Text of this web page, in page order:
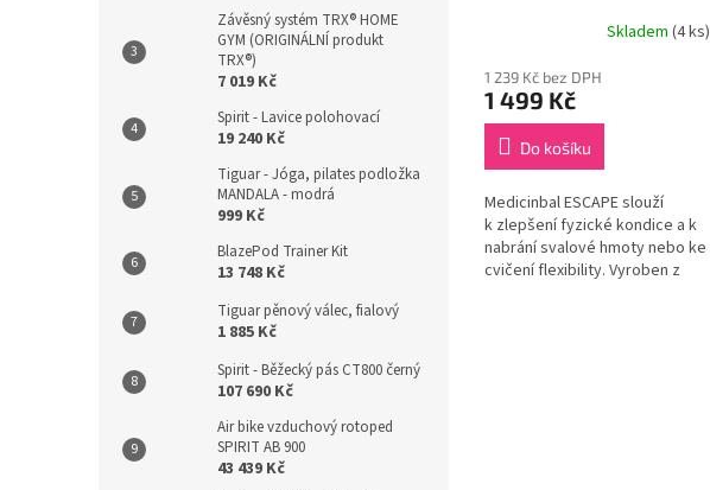
Závěsný systém TRX® HOME
GYM (ORIGINÁLNÍ produkt
TRX®)
7 019 Kč
Spirit - Lavice polohovací
19 240 Kč
Tiguar - Jóga, pilates podložka
MANDALA - modrá
999 Kč
BlazePod Trainer Kit
13 748 Kč
Tiguar pěnový válec, fialový
1 885 Kč
Spirit - Běžecký pás CT800 černý
107 690 Kč
Air bike vzduchový rotoped
SPIRIT AB 900
43 439 Kč
Skladem (4 ks)
1 239 Kč bez DPH
1 499 Kč
Do košíku
Medicinbal ESCAPE slouží
k zlepšení fyzické kondice a k
nabrání svalové hmoty nebo ke
cvičení flexibility. Vyroben z